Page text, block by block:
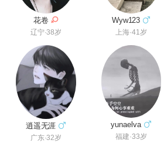
花卷
辽宁·38岁
Wyw123
上海·41岁
逍遥无涯
广东·32岁
yunaelva
福建·33岁